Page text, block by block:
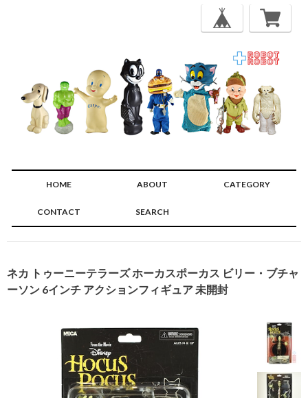
HOME ABOUT CATEGORY
CONTACT SEARCH
ネカ トゥーニーテラーズ ホーカスポーカス ビリー・ブチャ
ーソン 6インチ アクションフィギュア 未開封